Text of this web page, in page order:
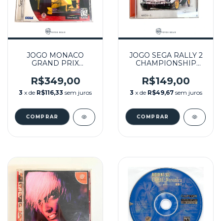
JOGO MONACO
GRAND PRIX
DREAMCAST
R$349,00
3 x de R$116,33 sem juros
JOGO SEGA RALLY 2
CHAMPIONSHIP
DREAMCAST
R$149,00
3 x de R$49,67 sem juros